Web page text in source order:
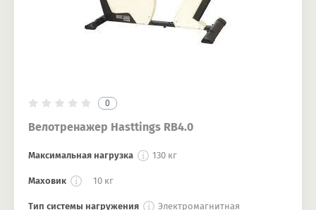
0
Велотренажер Hasttings RB4.0
Максимальная нагрузка 130 кг
Маховик 10 кг
Тип системы нагружения Электромагнитная